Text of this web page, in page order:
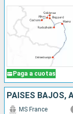
Paga a cuotas
PAISES BAJOS,
MS France